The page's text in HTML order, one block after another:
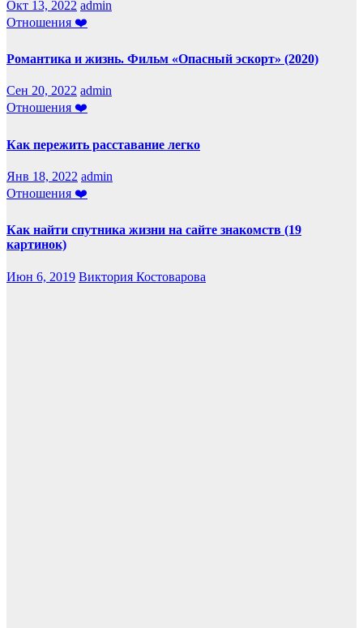
Окт 13, 2022 admin
Отношения ❤️
Романтика и жизнь. Фильм «Опасный эскорт» (2020)
Сен 20, 2022 admin
Отношения ❤️
Как пережить расставание легко
Янв 18, 2022 admin
Отношения ❤️
Как найти спутника жизни на сайте знакомств (19
картинок)
Июн 6, 2019 Виктория Костоварова